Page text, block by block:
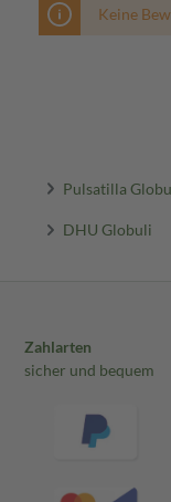
Keine
Pulsatilla
DHU Globuli
Zahlarten
sicher und bequem